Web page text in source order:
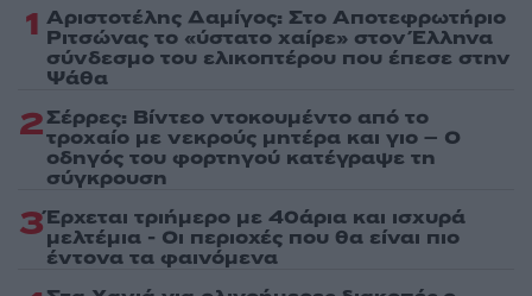
1 Αριστοτέλης Δαμίγος: Στο Αποτεφρωτήριο
Ριτσώνας το «ύστατο χαίρε» στον Έλληνα
σύνδεσμο του ελικοπτέρου που έπεσε στην
Ψάθα
2Σέρρες: Βίντεο ντοκουμέντο από το
τροχαίο με νεκρούς μητέρα και γιο – Ο
οδηγός του φορτηγού κατέγραψε τη
σύγκρουση
3Έρχεται τριήμερο με 40άρια και ισχυρά
μελτέμια - Οι περιοχές που θα είναι πιο
έντονα τα φαινόμενα